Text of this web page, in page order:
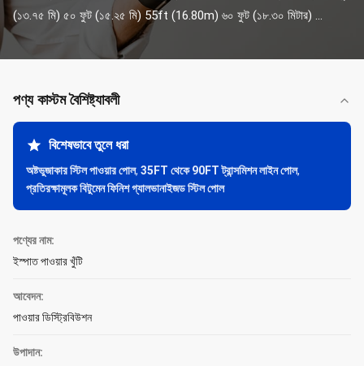
(১৩.৭৫ মি) ৫০ ফুট (১৫.২৫ মি) 55ft (16.80m) ৬০ ফুট (১৮.৩০ মিটার) ...
পণ্য কাস্টম বৈশিষ্ট্যাবলী
বিশেষভাবে তুলে ধরা
অষ্টভুজাকার স্টিল পাওয়ার পোল, 35FT থেকে 90FT ট্রান্সমিশন লাইন পোল,
প্রতিরক্ষামূলক বিটুমেন ফিনিশ গ্যালভানাইজড স্টিল পোল
পণ্যের নাম:
ইস্পাত পাওয়ার খুঁটি
আবেদন:
পাওয়ার ডিস্ট্রিবিউশন
উপাদান: